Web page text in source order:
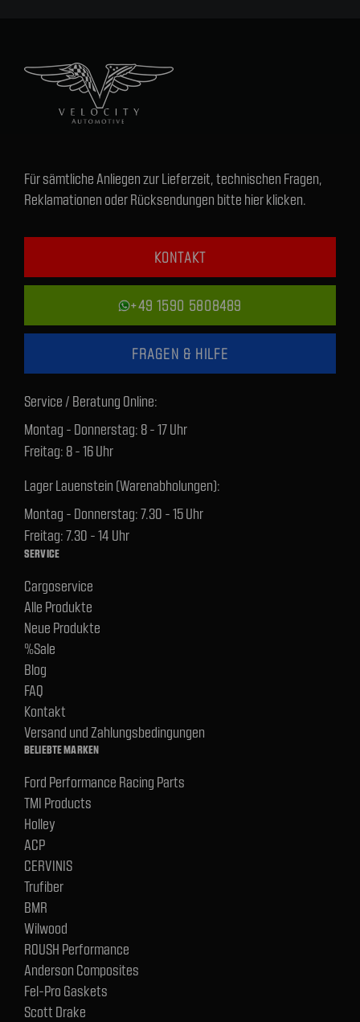
Für sämtliche Anliegen zur Lieferzeit, technischen Fragen,
Reklamationen oder Rücksendungen bitte hier klicken.
KONTAKT
+49 1590 5808489
FRAGEN & HILFE
Service / Beratung Online:
Montag - Donnerstag: 8 - 17 Uhr
Freitag: 8 - 16 Uhr
Lager Lauenstein (Warenabholungen):
Montag - Donnerstag: 7.30 - 15 Uhr
Freitag: 7.30 - 14 Uhr
SERVICE
Cargoservice
Alle Produkte
Neue Produkte
%Sale
Blog
FAQ
Kontakt
Versand und Zahlungsbedingungen
BELIEBTE MARKEN
Ford Performance Racing Parts
TMI Products
Holley
ACP
CERVINIS
Trufiber
BMR
Wilwood
ROUSH Performance
Anderson Composites
Fel-Pro Gaskets
Scott Drake